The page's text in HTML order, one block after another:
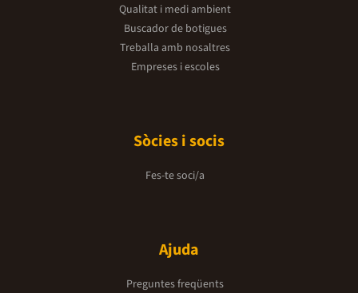
Qualitat i medi ambient
Buscador de botigues
Treballa amb nosaltres
Empreses i escoles
Sòcies i socis
Fes-te soci/a
Ajuda
Preguntes freqüents